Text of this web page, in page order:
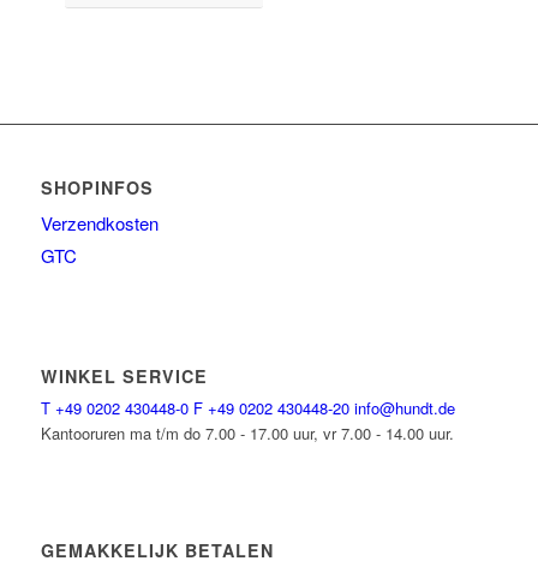
SHOPINFOS
Verzendkosten
GTC
WINKEL SERVICE
T +49 0202 430448-0 F +49 0202 430448-20 info@hundt.de
Kantooruren ma t/m do 7.00 - 17.00 uur, vr 7.00 - 14.00 uur.
GEMAKKELIJK BETALEN